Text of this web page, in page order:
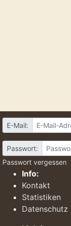
E-Mail:
Passwort:
Passwort vergessen
Info:
Kontakt
Statistiken
Datenschutz